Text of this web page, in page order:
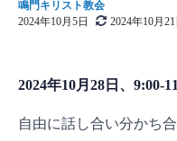
鳴門キリスト教会
2024年10月5日
2024年10月21
2024年10月28日、9:00-
自由に話し合い分かち